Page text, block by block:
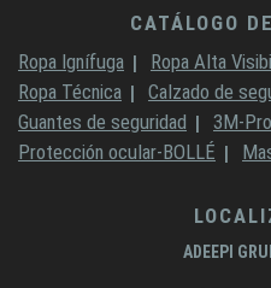
CATÁLOGO
Ropa Ignífuga
Ropa Alta
Ropa Técnica
Calzado de
Guantes de seguridad
3M-
Protección ocular-BOLLÉ
ADEEPI